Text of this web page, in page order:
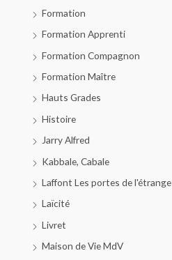
Formation
Formation Apprenti
Formation Compagnon
Formation Maître
Hauts Grades
Histoire
Jarry Alfred
Kabbale, Cabale
Laffont Les portes de l'étrange
Laïcité
Livret
Maison de Vie MdV